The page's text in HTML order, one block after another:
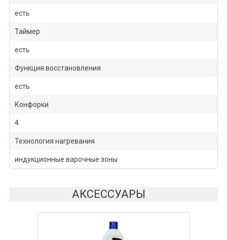
есть
Таймер
есть
Функция восстановления
есть
Конфорки
4
Технология нагревания
индукционные варочные зоны
АКСЕССУАРЫ